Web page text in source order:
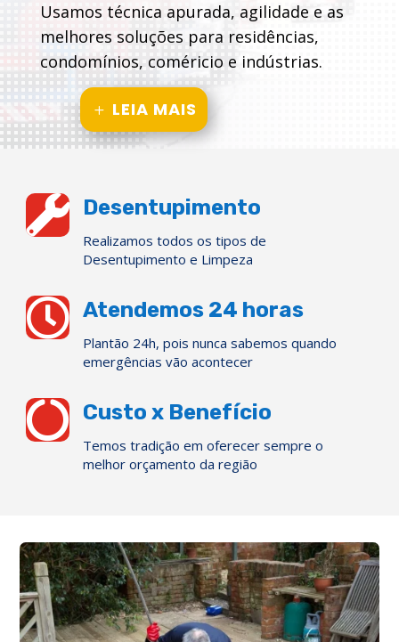
Usamos técnica apurada, agilidade e as
melhores soluções para residências,
condomínios, coméricio e indústrias.
LEIA MAIS
 Desentupimento
Realizamos todos os tipos de
Desentupimento e Limpeza
 Atendemos 24 horas
Plantão 24h, pois nunca sabemos quando
emergências vão acontecer
 Custo x Benefício
Temos tradição em oferecer sempre o
melhor orçamento da região